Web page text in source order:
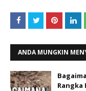
ANDA MUNGKIN